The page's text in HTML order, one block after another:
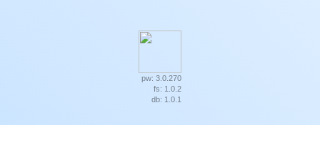
pw: 3.0.270
fs: 1.0.2
db: 1.0.1